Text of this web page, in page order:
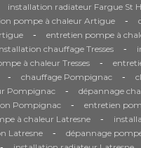
installation radiateur Fargue St
pompe à chaleur Artigue -
- entretien pompe à
chauffage Tresses -
à chaleur Tresses -
- chauffage Pompignac -
Pompignac - dépannage
Pompignac - entretien
à chaleur Latresne -
Latresne - dépannage